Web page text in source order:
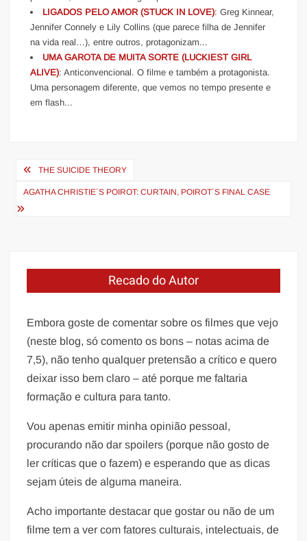
LIGADOS PELO AMOR (STUCK IN LOVE): Greg Kinnear,
Jennifer Connely e Lily Collins (que parece filha de Jennifer
na vida real…), entre outros, protagonizam...
UMA GAROTA DE MUITA SORTE (LUCKIEST GIRL
ALIVE): Anticonvencional. O filme e também a protagonista.
Uma personagem diferente, que vemos no tempo presente e
em flash...
Navegação
de
Post
THE SUICIDE THEORY
AGATHA CHRISTIE´S POIROT: CURTAIN, POIROT´S FINAL CASE
Recado do Autor
Embora goste de comentar sobre os filmes que vejo
(neste blog, só comento os bons – notas acima de
7,5), não tenho qualquer pretensão a crítico e quero
deixar isso bem claro – até porque me faltaria
formação e cultura para tanto.
Vou apenas emitir minha opinião pessoal,
procurando não dar spoilers (porque não gosto de
ler críticas que o fazem) e esperando que as dicas
sejam úteis de alguma maneira.
Acho importante destacar que gostar ou não de um
filme tem a ver com fatores culturais, intelectuais, de